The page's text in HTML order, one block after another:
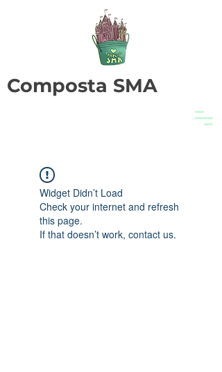
Composta SMA
Widget Didn’t Load
Check your internet and refresh
this page.
If that doesn’t work, contact us.